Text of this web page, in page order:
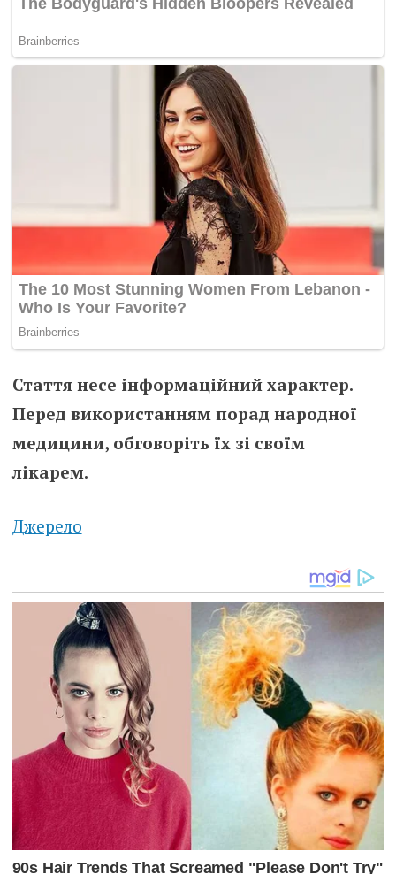
Стаття несе інформаційний характер.
Перед використанням порад народної
медицини, обговоріть їх зі своїм
лікарем.
Джерело